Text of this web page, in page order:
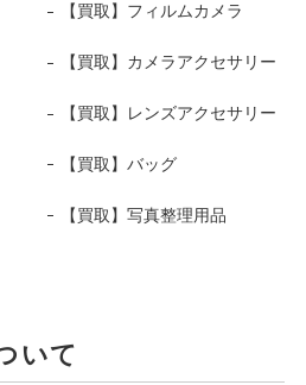
【買取】フィルムカメラ
【買取】カメラアクセサリー
【買取】レンズアクセサリー
【買取】バッグ
【買取】写真整理用品
いて